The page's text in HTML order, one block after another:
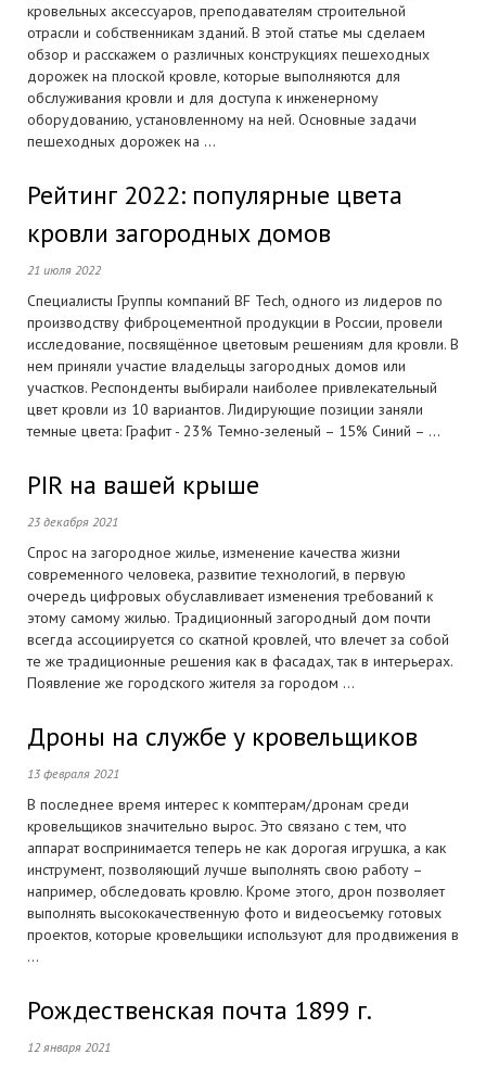
кровельных аксессуаров, преподавателям строительной
отрасли и собственникам зданий. В этой статье мы сделаем
обзор и расскажем о различных конструкциях пешеходных
дорожек на плоской кровле, которые выполняются для
обслуживания кровли и для доступа к инженерному
оборудованию, установленному на ней. Основные задачи
пешеходных дорожек на ...
Рейтинг 2022: популярные цвета
кровли загородных домов
21 июля 2022
Специалисты Группы компаний BF Tech, одного из лидеров по
производству фиброцементной продукции в России, провели
исследование, посвящённое цветовым решениям для кровли. В
нем приняли участие владельцы загородных домов или
участков. Респонденты выбирали наиболее привлекательный
цвет кровли из 10 вариантов. Лидирующие позиции заняли
темные цвета: Графит - 23% Темно-зеленый – 15% Синий – ...
PIR на вашей крыше
23 декабря 2021
Спрос на загородное жилье, изменение качества жизни
современного человека, развитие технологий, в первую
очередь цифровых обуславливает изменения требований к
этому самому жилью. Традиционный загородный дом почти
всегда ассоциируется со скатной кровлей, что влечет за собой
те же традиционные решения как в фасадах, так в интерьерах.
Появление же городского жителя за городом ...
Дроны на службе у кровельщиков
13 февраля 2021
В последнее время интерес к комптерам/дронам среди
кровельщиков значительно вырос. Это связано с тем, что
аппарат воспринимается теперь не как дорогая игрушка, а как
инструмент, позволяющий лучше выполнять свою работу –
например, обследовать кровлю. Кроме этого, дрон позволяет
выполнять высококачественную фото и видеосъемку готовых
проектов, которые кровельщики используют для продвижения в
...
Рождественская почта 1899 г.
12 января 2021